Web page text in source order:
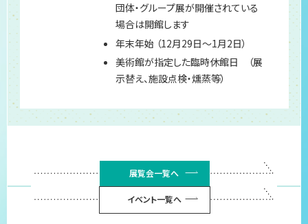
団体・グループ展が開催されている
場合は開館します
年末年始 （12月29日～1月2日）
美術館が指定した臨時休館日 （展
示替え、施設点検・燻蒸等）
展覧会一覧へ
イベント一覧へ